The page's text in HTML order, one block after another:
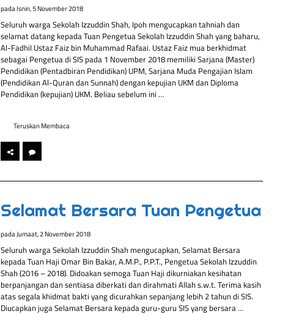
padaIsnin, 5 November 2018
Seluruh warga Sekolah Izzuddin Shah, Ipoh mengucapkan tahniah dan
selamat datang kepada Tuan Pengetua Sekolah Izzuddin Shah yang baharu,
Al-Fadhil Ustaz Faiz bin Muhammad Rafaai. Ustaz Faiz mua berkhidmat
sebagai Pengetua di SIS pada 1 November 2018 memiliki Sarjana (Master)
Pendidikan (Pentadbiran Pendidikan) UPM, Sarjana Muda Pengajian Islam
(Pendidikan Al-Quran dan Sunnah) dengan kepujian UKM dan Diploma
Pendidikan (kepujian) UKM. Beliau sebelum ini …
Teruskan Membaca
Selamat Bersara Tuan Pengetua
padaJumaat, 2 November 2018
Seluruh warga Sekolah Izzuddin Shah mengucapkan, Selamat Bersara
kepada Tuan Haji Omar Bin Bakar, A.M.P., P.P.T., Pengetua Sekolah Izzuddin
Shah (2016 – 2018). Didoakan semoga Tuan Haji dikurniakan kesihatan
berpanjangan dan sentiasa diberkati dan dirahmati Allah s.w.t. Terima kasih
atas segala khidmat bakti yang dicurahkan sepanjang lebih 2 tahun di SIS.
Diucapkan juga Selamat Bersara kepada guru-guru SIS yang bersara …